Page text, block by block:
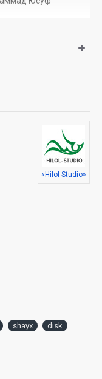
«Hilol Studio»
shayx
disk